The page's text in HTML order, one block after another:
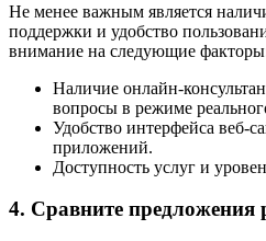
Не менее важным является
поддержки и удобство
внимание на следующие
Наличие онлайн-
вопросы в режиме
Удобство интерфейса веб-
приложений.
Доступность услуг и
4. Сравните